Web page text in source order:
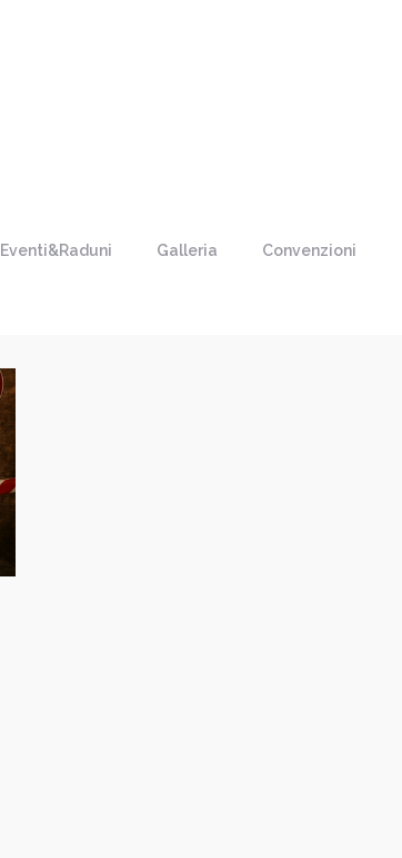
Eventi&Raduni Galleria Convenzioni